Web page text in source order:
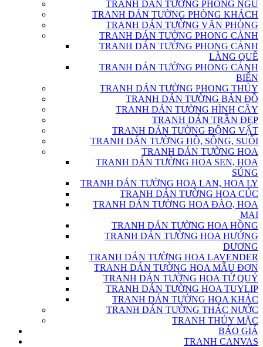
TRANH DÁN TƯỜNG PHÒNG NGỦ
TRANH DÁN TƯỜNG PHÒNG KHÁCH
TRANH DÁN TƯỜNG VĂN PHÒNG
TRANH DÁN TƯỜNG PHONG CẢNH
TRANH DÁN TƯỜNG PHONG CẢNH
LÀNG QUÊ
TRANH DÁN TƯỜNG PHONG CẢNH
BIỂN
TRANH DÁN TƯỜNG PHONG THỦY
TRANH DÁN TƯỜNG BẢN ĐỒ
TRANH DÁN TƯỜNG HÌNH CÂY
TRANH DÁN TRẦN ĐẸP
TRANH DÁN TƯỜNG ĐỘNG VẬT
TRANH DÁN TƯỜNG HỒ, SÔNG, SUỐI
TRANH DÁN TƯỜNG HOA
TRANH DÁN TƯỜNG HOA SEN, HOA
SÚNG
TRANH DÁN TƯỜNG HOA LAN, HOA LY
TRANH DÁN TƯỜNG HOA CÚC
TRANH DÁN TƯỜNG HOA ĐÀO, HOA
MAI
TRANH DÁN TƯỜNG HOA HỒNG
TRANH DÁN TƯỜNG HOA HƯỚNG
DƯƠNG
TRANH DÁN TƯỜNG HOA LAVENDER
TRANH DÁN TƯỜNG HOA MẪU ĐƠN
TRANH DÁN TƯỜNG HOA TỨ QUÝ
TRANH DÁN TƯỜNG HOA TUYLIP
TRANH DÁN TƯỜNG HOA KHÁC
TRANH DÁN TƯỜNG THÁC NƯỚC
TRANH THỦY MẶC
BÁO GIÁ
TRANH CANVAS